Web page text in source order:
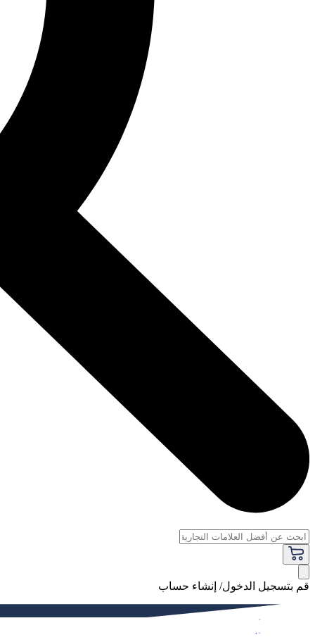
قم بتسجيل الدخول/ إنشاء حساب
فاخر
النساء
الرجال